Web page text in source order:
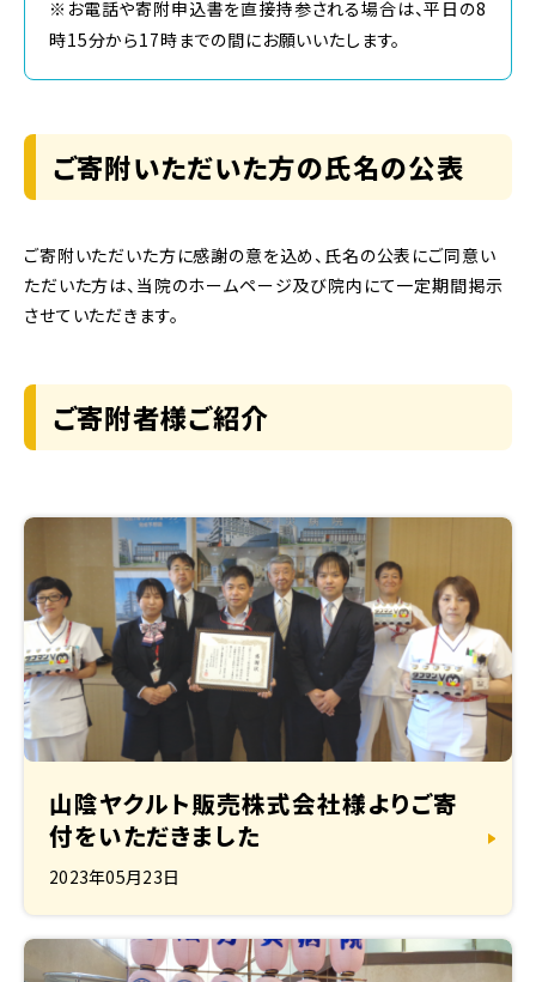
※お電話や寄附申込書を直接持参される場合は、平日の8
時15分から17時までの間にお願いいたします。
ご寄附いただいた方の氏名の公表
ご寄附いただいた方に感謝の意を込め、氏名の公表にご同意い
ただいた方は、当院のホームページ及び院内にて一定期間掲示
させていただきます。
ご寄附者様ご紹介
山陰ヤクルト販売株式会社様よりご寄
付をいただきました
2023年05月23日